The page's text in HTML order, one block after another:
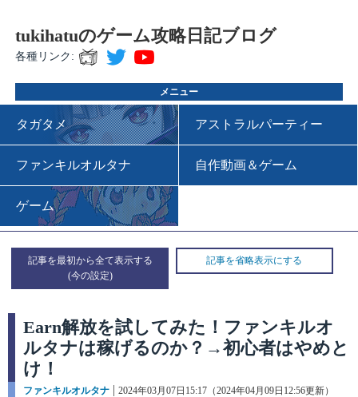
tukihatuのゲーム攻略日記ブログ
各種リンク:
メニュー
タガタメ アストラルパーティー
ファンキルオルタナ 自作動画＆ゲーム
ゲーム
記事を最初から全て表示する 記事を省略表示にする
Earn解放を試してみた！ファンキルオ
ルタナは稼げるのか？→初心者はやめと
け！
カ
ファンキルオルタナ
投
2024年03月07日15:17（2024年04月09日12:56更新）